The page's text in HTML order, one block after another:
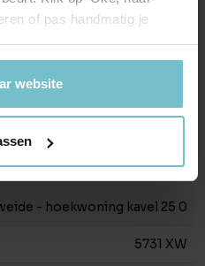
of pas handmatig je
website
Geen tuin
- hoekwoning kavel 25 0
5731 XW